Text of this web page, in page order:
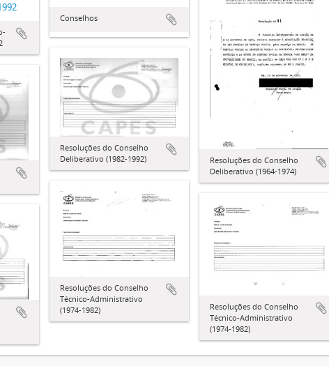
Conselhos
Resoluções do Conselho
Deliberativo (1964-1974)
Resoluções do Conselho
Deliberativo (1982-1992)
Resoluções do Conselho
Técnico-Administrativo
(1974-1982)
Resoluções do Conselho
Técnico-Administrativo
(1974-1982)